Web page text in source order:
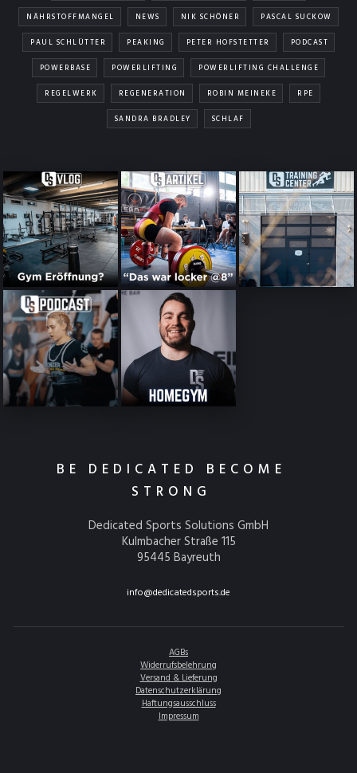
NÄHRSTOFFMANGEL NEWS NIK SCHÖNER PASCAL SUCKOW
PAUL SCHLÜTTER PEAKING PETER HOFSTETTER PODCAST
POWERBASE POWERLIFTING POWERLIFTING CHALLENGE
REGELWERK REGENERATION ROBIN MEINEKE RPE
SANDRA BRADLEY SCHLAF
BE DEDICATED BECOME
STRONG
Dedicated Sports Solutions GmbH
Kulmbacher Straße 115
95445 Bayreuth
info@dedicatedsports.de
AGBs
Widerrufsbelehrung
Versand & Lieferung
Datenschutzerklärung
Haftungsausschluss
Impressum